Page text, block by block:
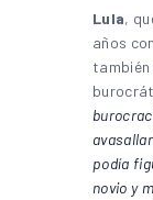
Lula,
años
podía
novio y